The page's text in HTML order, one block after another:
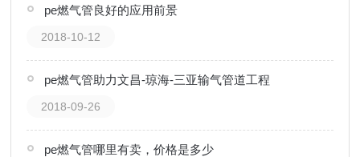
pe燃气管良好的应用前景
2018-10-12
pe燃气管助力文昌-琼海-三亚输气管道工程
2018-09-26
pe燃气管哪里有卖，价格是多少